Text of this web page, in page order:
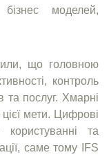
моделей,
що головною
контроль
та послуг. Хмарні
мети. Цифрові
та
саме тому IFS